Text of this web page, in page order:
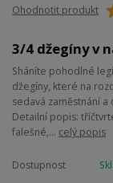
Ohodnotit produkt
3/4 džegíny v
Sháníte pohodlné
džegíny, které na
sedavá zaměstnání
Detailní popis:
falešné,... celý popis
Dostupnost